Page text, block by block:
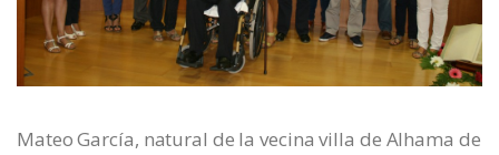
Mateo García, natural de la vecina villa de Alhama de